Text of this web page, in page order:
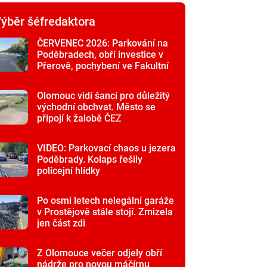
šéfredaktora
ČERVENEC 2026: Parkování na
Poděbradech, obří investice v
Přerově, pochybení ve Fakultní
Olomouc vidí šanci pro důležitý
východní obchvat. Město se
připojí k žalobě ČEZ
VIDEO: Parkovací chaos u jezera
Poděbrady. Kolaps řešily
policejní hlídky
Po osmi letech nelegální garáže
v Prostějově stále stojí. Zmizela
jen část zdi
Z Olomouce večer odjely obří
nádrže pro novou máčírnu